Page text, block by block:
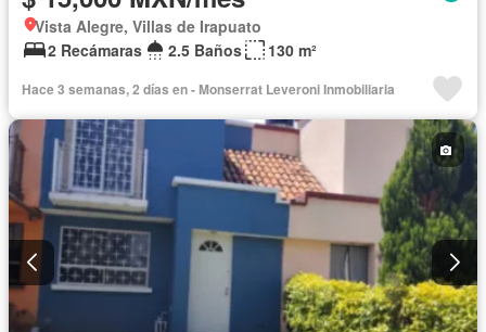
Vista Alegre, Villas de Irapuato
2 Recámaras
2.5 Baños 130 m²
Hace 3 semanas, 2 días en - Monserrat Leveroni Inmobiliaria